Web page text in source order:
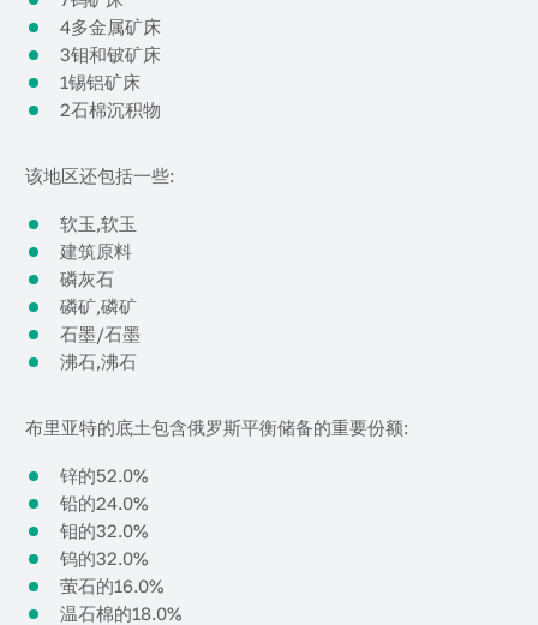
4多金属矿床
3钼和铍矿床
1锡铝矿床
2石棉沉积物
该地区还包括一些:
软玉,软玉
建筑原料
磷灰石
磷矿,磷矿
石墨/石墨
沸石,沸石
布里亚特的底土包含俄罗斯平衡储备的重要份额:
锌的52.0%
铅的24.0%
钼的32.0%
钨的32.0%
萤石的16.0%
温石棉的18.0%